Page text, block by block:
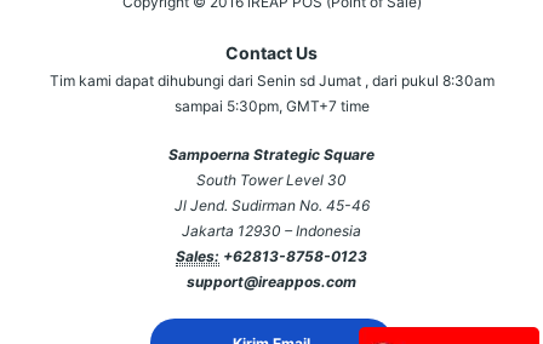
Contact Us
Tim kami dapat dihubungi dari Senin sd Jumat , dari pukul 8:30am
sampai 5:30pm, GMT+7 time
Sampoerna Strategic Square
South Tower Level 30
Jl Jend. Sudirman No. 45-46
Jakarta 12930 – Indonesia
Sales: +62813-8758-0123
support@ireappos.com